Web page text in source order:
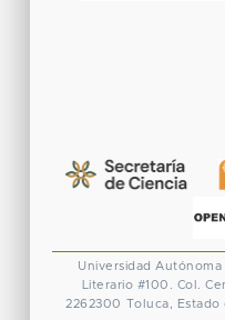
Universidad
Literario #100. Col.
2262300 Toluca, Estado